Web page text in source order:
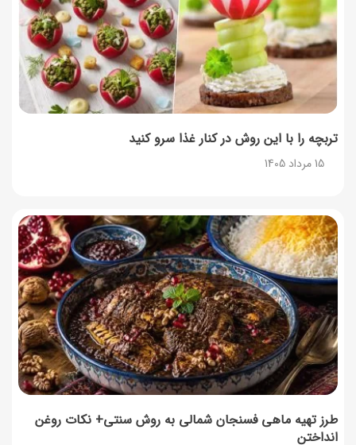
تربچه را با این روش در کنار غذا سرو کنید
15 مرداد 1405
طرز تهیه ماهی فسنجان شمالی به روش سنتی+ نکات روغن
انداختن